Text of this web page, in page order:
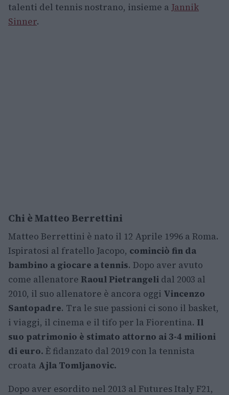
talenti del tennis nostrano, insieme a Jannik
Sinner.
Chi è Matteo Berrettini
Matteo Berrettini è nato il 12 Aprile 1996 a Roma.
Ispiratosi al fratello Jacopo, cominciò fin da
bambino a giocare a tennis. Dopo aver avuto
come allenatore Raoul Pietrangeli dal 2003 al
2010, il suo allenatore è ancora oggi Vincenzo
Santopadre. Tra le sue passioni ci sono il basket,
i viaggi, il cinema e il tifo per la Fiorentina. Il
suo patrimonio è stimato attorno ai 3-4 milioni
di euro. È fidanzato dal 2019 con la tennista
croata Ajla Tomljanovic.
Dopo aver esordito nel 2013 al Futures Italy F21,